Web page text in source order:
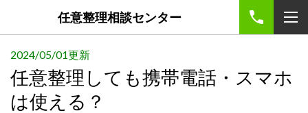
任意整理相談センター
2024/05/01更新
任意整理しても携帯電話・スマホ
は使える？